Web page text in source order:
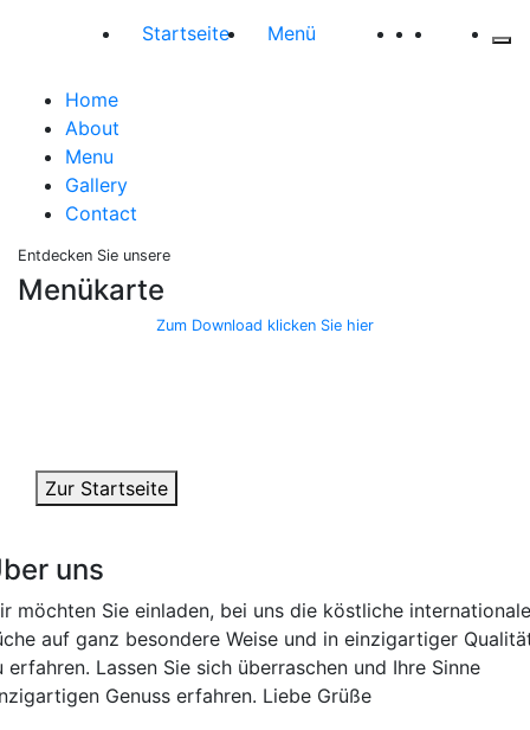
Startseite Menü
Home
About
Menu
Gallery
Contact
Entdecken Sie unsere
Menükarte
Zum Download klicken Sie hier
Zur Startseite
uns
möchten Sie einladen, bei uns die köstliche internationale
auf ganz besondere Weise und in einzigartiger
erfahren. Lassen Sie sich überraschen und Ihre Sinne
Genuss erfahren. Liebe Grüße